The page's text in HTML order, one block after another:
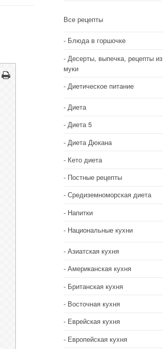
Все рецепты
Блюда в горшочке
Десерты, выпечка, рецепты из
муки
Диетическое питание
Диета
Диета 5
Диета Дюкана
Кето диета
Постные рецепты
Средиземноморская диета
Напитки
Национальные кухни
Азиатская кухня
Американская кухня
Британская кухня
Восточная кухня
Еврейская кухня
Европейская кухня